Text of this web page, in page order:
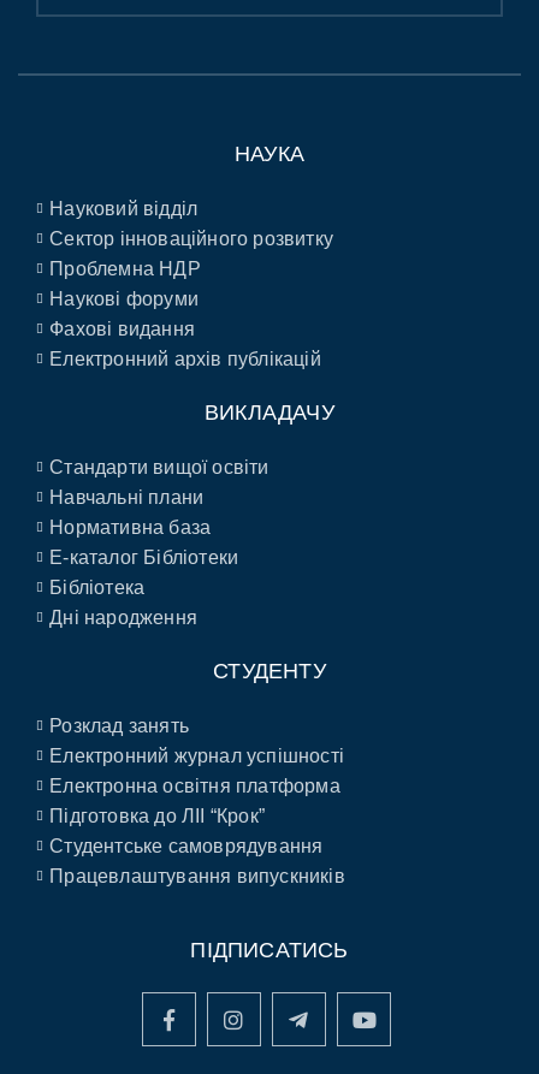
НАУКА
Науковий відділ
Сектор інноваційного розвитку
Проблемна НДР
Наукові форуми
Фахові видання
Електронний архів публікацій
ВИКЛАДАЧУ
Стандарти вищої освіти
Навчальні плани
Нормативна база
E-каталог Бібліотеки
Бібліотека
Дні народження
СТУДЕНТУ
Розклад занять
Електронний журнал успішності
Електронна освітня платформа
Підготовка до ЛІІ “Крок”
Студентське самоврядування
Працевлаштування випускників
ПІДПИСАТИСЬ